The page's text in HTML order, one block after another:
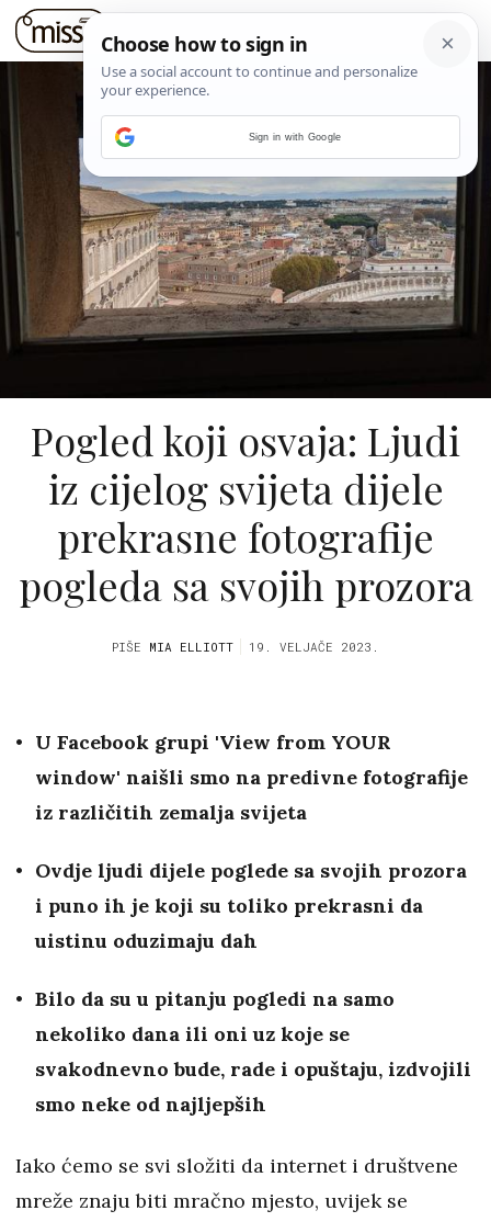
Pogled koji osvaja: Ljudi
iz cijelog svijeta dijele
prekrasne fotografije
pogleda sa svojih prozora
PIŠE MIA ELLIOTT 19. VELJAČE 2023.
U Facebook grupi 'View from YOUR
window' naišli smo na predivne fotografije
iz različitih zemalja svijeta
Ovdje ljudi dijele poglede sa svojih prozora
i puno ih je koji su toliko prekrasni da
uistinu oduzimaju dah
Bilo da su u pitanju pogledi na samo
nekoliko dana ili oni uz koje se
svakodnevno bude, rade i opuštaju, izdvojili
smo neke od najljepših
Iako ćemo se svi složiti da internet i društvene
mreže znaju biti mračno mjesto, uvijek se
Sign in with Google